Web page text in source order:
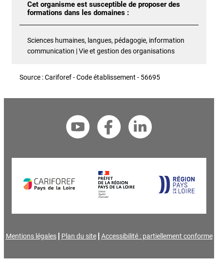
Cet organisme est susceptible de proposer des
formations dans les domaines :
Sciences humaines, langues, pédagogie, information
communication | Vie et gestion des organisations
Source : Cariforef - Code établissement - 56695
Mentions légales Plan du site Accessibilité : partiellement conforme